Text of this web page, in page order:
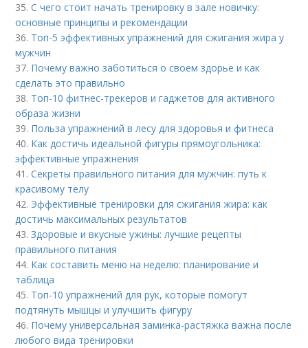
35.С чего стоит начать тренировку в зале новичку:
основные принципы и рекомендации
36. Топ-5 эффективных упражнений для сжигания жира у
мужчин
37. Почему важно заботиться о своем здорье и как
сделать это правильно
38. Топ-10 фитнес-трекеров и гаджетов для активного
образа жизни
39. Польза упражнений в лесу для здоровья и фитнеса
40. Как достичь идеальной фигуры прямоугольника:
эффективные упражнения
41.Секреты правильного питания для мужчин: путь к
красивому телу
42. Эффективные тренировки для сжигания жира: как
достичь максимальных результатов
43.Здоровые и вкусные ужины: лучшие рецепты
правильного питания
44. Как составить меню на неделю: планирование и
таблица
45. Топ-10 упражнений для рук, которые помогут
подтянуть мышцы и улучшить фигуру
46. Почему универсальная заминка-растяжка важна после
любого вида тренировки